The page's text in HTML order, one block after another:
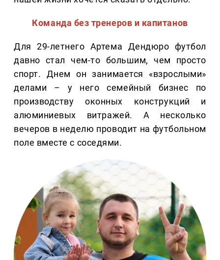
Команда без тренеров и капитанов
Для 29-летнего Артема Дендюро футбол
давно стал чем-то большим, чем просто
спорт. Днем он занимается «взрослыми»
делами – у него семейный бизнес по
производству оконных конструкций и
алюминиевых витражей. А несколько
вечеров в неделю проводит на футбольном
поле вместе с соседями.